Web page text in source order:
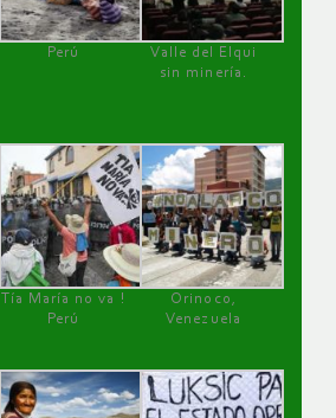
Perú
Valle del Elqui
sin minería.
Tía María no va !
Perú
Orinoco,
Venezuela